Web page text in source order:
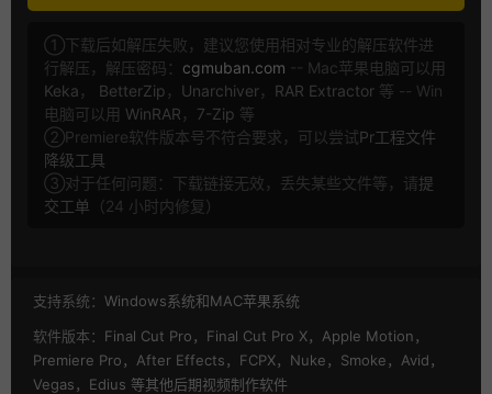
①下载后如解压失败，建议您使用相对专业的解压软件进
行解压，解压密码： cgmuban.com -- Mac苹果电脑可以用
Keka ， BetterZip ， Unarchiver， RAR Extractor 等 -- Win
电脑可以用 WinRAR ， 7-Zip 等
②Premiere软件版本号不符合要求，可以尝试Pr工程文件
降级工具
③对于任何问题：下载链接无效，丢失某些文件等，请提
交工单 （24 小时内修复）
支持系统： Windows系统和MAC苹果系统
软件版本： Final Cut Pro，Final Cut Pro X，Apple Motion，
Premiere Pro，After Effects，FCPX，Nuke，Smoke，Avid，
Vegas，Edius 等其他后期视频制作软件